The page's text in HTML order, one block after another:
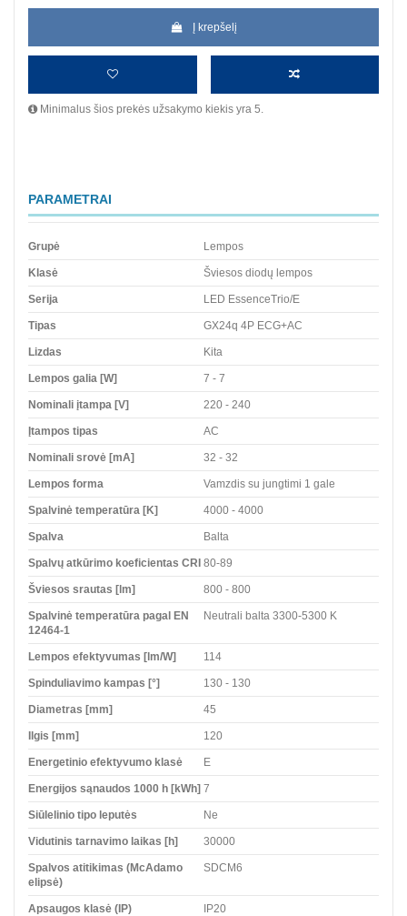
Į krepšelį
Minimalus šios prekės užsakymo kiekis yra 5.
PARAMETRAI
Grupė Lempos
Klasė Šviesos diodų lempos
Serija LED EssenceTrio/E
Tipas GX24q 4P ECG+AC
Lizdas Kita
Lempos galia [W] 7 - 7
Nominali įtampa [V] 220 - 240
Įtampos tipas AC
Nominali srovė [mA] 32 - 32
Lempos forma Vamzdis su jungtimi 1 gale
Spalvinė temperatūra [K] 4000 - 4000
Spalva Balta
Spalvų atkūrimo koeficientas CRI 80-89
Šviesos srautas [lm] 800 - 800
Spalvinė temperatūra pagal EN
12464-1
Neutrali balta 3300-5300 K
Lempos efektyvumas [lm/W] 114
Spinduliavimo kampas [°] 130 - 130
Diametras [mm] 45
Ilgis [mm] 120
Energetinio efektyvumo klasė E
Energijos sąnaudos 1000 h [kWh] 7
Siūlelinio tipo leputės Ne
Vidutinis tarnavimo laikas [h] 30000
Spalvos atitikimas (McAdamo
elipsė)
SDCM6
Apsaugos klasė (IP) IP20